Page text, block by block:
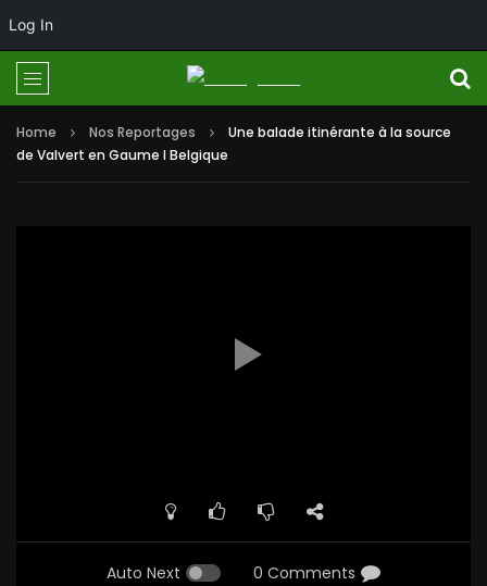
Log In
Home Nos Reportages
Une balade itinérante à la source
de Valvert en Gaume I Belgique
Auto Next 0 Comments